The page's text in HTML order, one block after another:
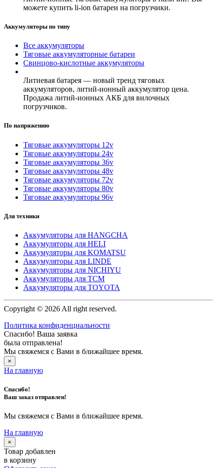
можете купить li-ion батареи на погрузчики.
Аккумуляторы по типу
Все аккумуляторы
Тяговые аккумуляторные батареи
Свинцово-кислотные аккумуляторы
Литиевая батарея — новый тренд тяговых
аккумуляторов, литий-ионный аккумулятор цена.
Продажа литий-ионных АКБ для вилочных
погрузчиков.
По напряжению
Тяговые аккумуляторы 12v
Тяговые аккумуляторы 24v
Тяговые аккумуляторы 36v
Тяговые аккумуляторы 48v
Тяговые аккумуляторы 72v
Тяговые аккумуляторы 80v
Тяговые аккумуляторы 96v
Для техники
Аккумуляторы для HANGCHA
Аккумуляторы для HELI
Аккумуляторы для KOMATSU
Аккумуляторы для LINDE
Аккумуляторы для NICHIYU
Аккумуляторы для TCM
Аккумуляторы для TOYOTA
Copyright © 2026 All right reserved.
Политика конфиденциальности
Спасибо! Ваша заявка
была отправлена!
Мы свяжемся с Вами в ближайшее время.
×
На главную
Спасибо!
Ваш заказ отправлен!
Мы свяжемся с Вами в ближайшее время.
На главную
×
Товар добавлен
в корзину